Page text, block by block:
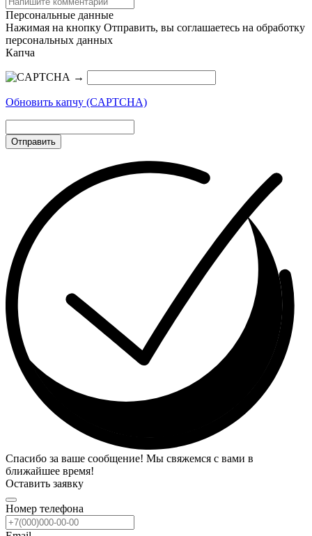
Персональные данные
Нажимая на кнопку Отправить, вы соглашаетесь на обработку
персональных данных
Капча
→
Обновить капчу (CAPTCHA)
Отправить
Спасибо за ваше сообщение! Мы свяжемся с вами в
ближайшее время!
Оставить заявку
Номер телефона